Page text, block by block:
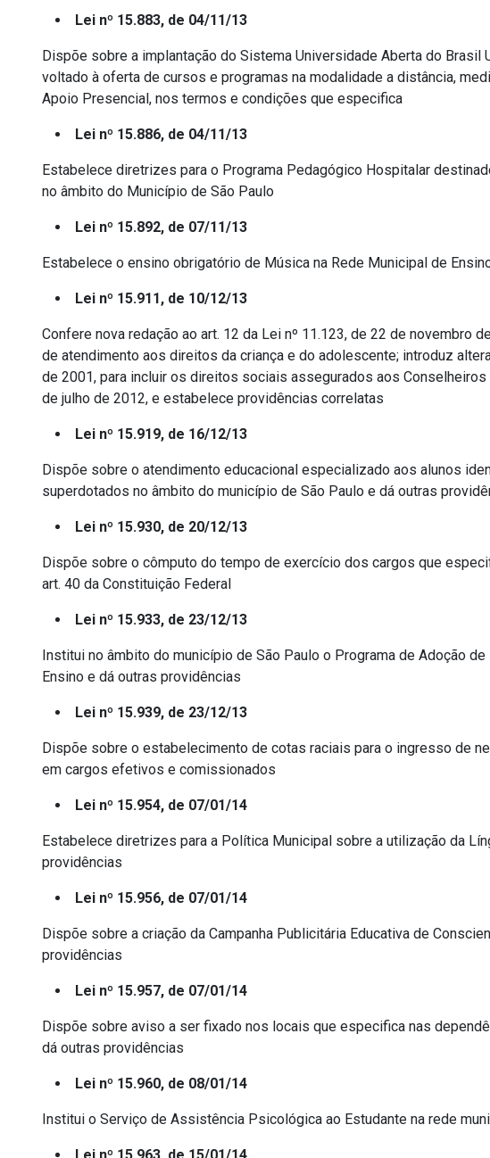
Lei nº 15.883, de 04/11/13
Dispõe sobre a implantação do Sistema Universidade Aberta do Brasil
voltado à oferta de cursos e programas na modalidade a distância,
Apoio Presencial, nos termos e condições que especifica
Lei nº 15.886, de 04/11/13
Estabelece diretrizes para o Programa Pedagógico Hospitalar
no âmbito do Município de São Paulo
Lei nº 15.892, de 07/11/13
Estabelece o ensino obrigatório de Música na Rede Municipal de
Lei nº 15.911, de 10/12/13
Confere nova redação ao art. 12 da Lei nº 11.123, de 22 de novembro
de atendimento aos direitos da criança e do adolescente; introduz
de 2001, para incluir os direitos sociais assegurados aos Conselheiros
de julho de 2012, e estabelece providências correlatas
Lei nº 15.919, de 16/12/13
Dispõe sobre o atendimento educacional especializado aos alunos
superdotados no âmbito do município de São Paulo e dá outras
Lei nº 15.930, de 20/12/13
Dispõe sobre o cômputo do tempo de exercício dos cargos que
art. 40 da Constituição Federal
Lei nº 15.933, de 23/12/13
Institui no âmbito do município de São Paulo o Programa de Adoção
Ensino e dá outras providências
Lei nº 15.939, de 23/12/13
Dispõe sobre o estabelecimento de cotas raciais para o ingresso de
em cargos efetivos e comissionados
Lei nº 15.954, de 07/01/14
Estabelece diretrizes para a Política Municipal sobre a utilização da
providências
Lei nº 15.956, de 07/01/14
Dispõe sobre a criação da Campanha Publicitária Educativa de
providências
Lei nº 15.957, de 07/01/14
Dispõe sobre aviso a ser fixado nos locais que especifica nas
dá outras providências
Lei nº 15.960, de 08/01/14
Institui o Serviço de Assistência Psicológica ao Estudante na rede